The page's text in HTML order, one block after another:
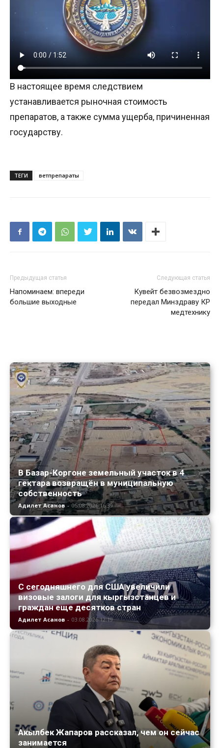
В настоящее время следствием
устанавливается рыночная стоимость
препаратов, а также сумма ущерба, причиненная
государству.
ТЕГИ ветпрепараты
Предыдущая статья
Напоминаем: впереди
большие выходные
Следующая статья
Кувейт безвозмездно
передал Минздраву КР
медтехнику
В Базар-Коргоне земельный участок в 4
гектара возвращён в муниципальную
собственность
Адилет Асанов - 05.08.2026 16:39
С сегодняшнего для США увеличили
визовые залоги для кыргызстанцев и
граждан еще десятков стран
Адилет Асанов - 03.08.2026 12:19
Акылбек Жапаров рассказал, чем он сейчас
занимается